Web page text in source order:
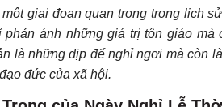
giai đoạn quan trọng trong lịch
phản ánh những giá trị tôn giáo
là những dịp để nghỉ ngơi mà còn
đức của xã hội.